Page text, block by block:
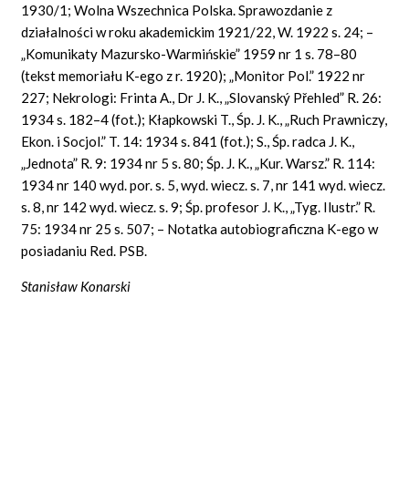
1930/1; Wolna Wszechnica Polska. Sprawozdanie z
działalności w roku akademickim 1921/22, W. 1922 s. 24; –
„Komunikaty Mazursko-Warmińskie” 1959 nr 1 s. 78–80
(tekst memoriału K-ego z r. 1920); „Monitor Pol.” 1922 nr
227; Nekrologi: Frinta A., Dr J. K., „Slovanský Přehled” R. 26:
1934 s. 182–4 (fot.); Kłapkowski T., Śp. J. K., „Ruch Prawniczy,
Ekon. i Socjol.” T. 14: 1934 s. 841 (fot.); S., Śp. radca J. K.,
„Jednota” R. 9: 1934 nr 5 s. 80; Śp. J. K., „Kur. Warsz.” R. 114:
1934 nr 140 wyd. por. s. 5, wyd. wiecz. s. 7, nr 141 wyd. wiecz.
s. 8, nr 142 wyd. wiecz. s. 9; Śp. profesor J. K., „Tyg. Ilustr.” R.
75: 1934 nr 25 s. 507; – Notatka autobiograficzna K-ego w
posiadaniu Red. PSB.
Stanisław Konarski